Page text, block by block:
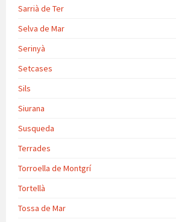
Sarrià de Ter
Selva de Mar
Serinyà
Setcases
Sils
Siurana
Susqueda
Terrades
Torroella de Montgrí
Tortellà
Tossa de Mar